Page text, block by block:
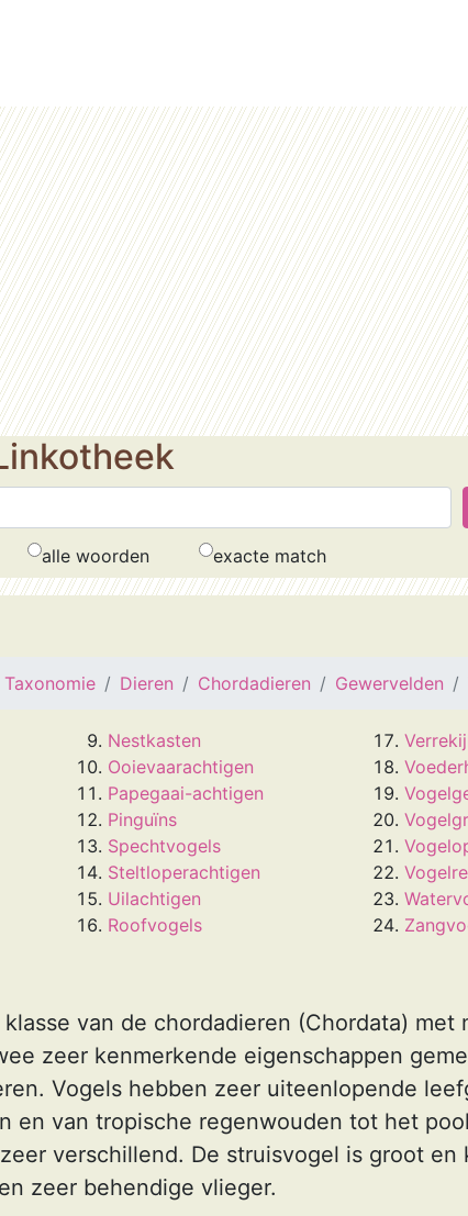
alle woorden exacte match
Taxonomie Dieren Chordadieren Gewervelden
Nestkasten
Ooievaarachtigen
Papegaai-achtigen
Pinguïns
Spechtvogels
Steltloperachtigen
Uilachtigen
Roofvogels
van de chordadieren (Chordata) met
zeer kenmerkende eigenschappen
Vogels hebben zeer uiteenlopende
en van tropische regenwouden tot het
verschillend. De struisvogel is groot en
zeer behendige vlieger.